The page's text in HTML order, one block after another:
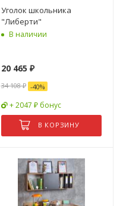
Уголок школьника
"Либерти"
В наличии
20 465 ₽
34 108₽ -40%
+ 2047 ₽ бонус
В КОРЗИНУ